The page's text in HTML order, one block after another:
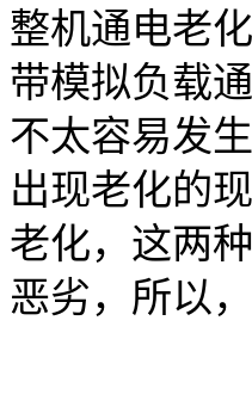
整机通电老
带模拟负载
不太容易发
出现老化的
老化，这两
恶劣，所以